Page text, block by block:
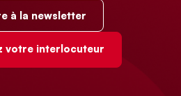
à la newsletter
votre interlocuteur